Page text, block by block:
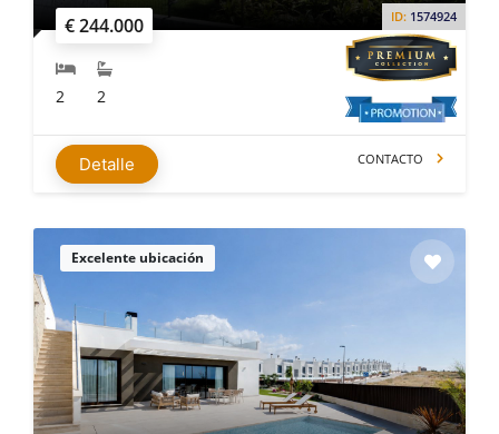
€ 244.000 ID: 1574924
2 2
Detalle CONTACTO
Excelente ubicación